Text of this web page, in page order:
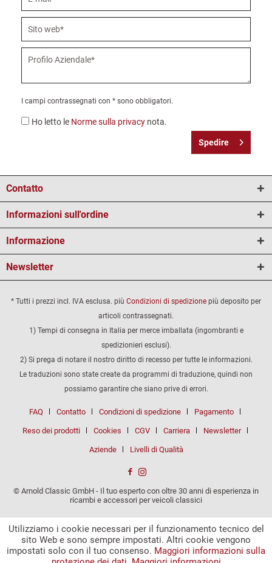
I campi contrassegnati con * sono obbligatori.
Ho letto le Norme sulla privacy nota.
Spedire
Contatto
Informazioni sull'ordine
Informazione
Newsletter
* Tutti i prezzi incl. IVA esclusa. più Condizioni di spedizione più deposito per
articoli contrassegnati.
1) Tempi di consegna in Italia per merce imballata (ingombranti e
spedizionieri esclusi).
2) Si prega di notare il nostro diritto di recesso per tutte le informazioni.
Le traduzioni sono state create da programmi di traduzione, quindi non
possiamo garantire che siano prive di errori.
FAQ Contatto Condizioni di spedizione Pagamento
Reso dei prodotti Cookies CGV Carriera Newsletter
Aziende Livelli di Qualità
© Arnold Classic GmbH - Il tuo esperto con oltre 30 anni di esperienza in
ricambi e accessori per veicoli classici
Utilizziamo i cookie necessari per il funzionamento tecnico del
sito Web e sono sempre impostati. Altri cookie vengono
impostati solo con il tuo consenso. Maggiori informazioni sulla